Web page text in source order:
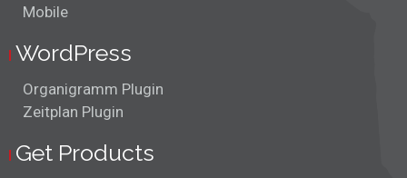
Mobile
WordPress
Organigramm Plugin
Zeitplan Plugin
Get Products